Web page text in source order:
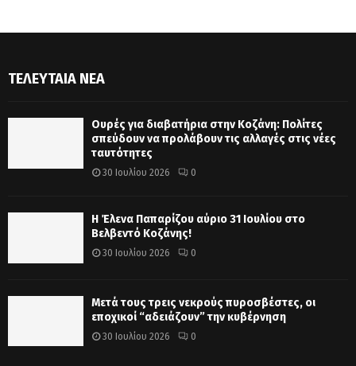
ΤΕΛΕΥΤΑΊΑ ΝΈΑ
Ουρές για διαβατήρια στην Κοζάνη: Πολίτες
σπεύδουν να προλάβουν τις αλλαγές στις νέες
ταυτότητες
30 Ιουλίου 2026 0
Η Έλενα Παπαρίζου αύριο 31 Ιουλίου στο
Βελβεντό Κοζάνης!
30 Ιουλίου 2026 0
Μετά τους τρεις νεκρούς πυροσβέστες, οι
εποχικοί “αδειάζουν” την κυβέρνηση
30 Ιουλίου 2026 0